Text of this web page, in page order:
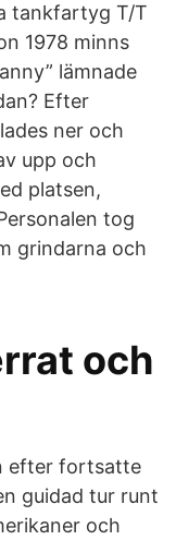
tankfartyg T/T
1978 minns
lämnade
Efter
ner och
upp och
platsen,
tog
grindarna och
och
efter fortsatte
guidad tur runt
och